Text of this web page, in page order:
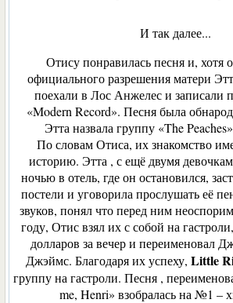
И так далее...
Отису понравилась песня и, хотя
официального разрешения матери
поехали в Лос Анжелес и записали
«Modern Record». Песня была
Этта назвала группу «The
По словам Отиса, их знакомство
историю. Этта , с ещё двумя
ночью в отель, где он остановился,
постели и уговорила прослушать её
звуков, понял что перед ним
году, Отис взял их с собой на
долларов за вечер и переименовал
Джэймс. Благодаря их успеху, Little
группу на гастроли. Песня ,
me, Henri» взобралась на №1 –